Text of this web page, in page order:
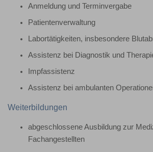
Anmeldung und Terminvergabe
Patientenverwaltung
Labortätigkeiten, insbesondere
Assistenz bei Diagnostik und
Impfassistenz
Assistenz bei ambulanten
Weiterbildungen
abgeschlossene Ausbildung zur
Fachangestellten